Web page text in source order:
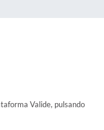
Valide, pulsando